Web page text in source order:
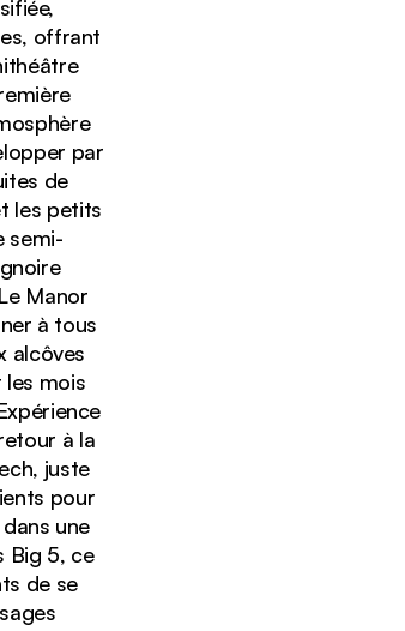
les chaînes de montagnes bleues.
offrant
par
de
les petits
semi-
Manor
à tous
alcôves
les mois
à la
juste
pour
une
Big 5, ce
de se